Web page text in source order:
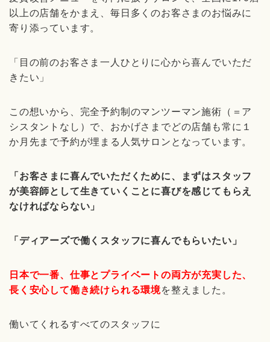
以上の店舗をかまえ、毎日多くのお客さまのお悩みに
寄り添っています。
「目の前のお客さま一人ひとりに心から喜んでいただ
きたい」
この想いから、完全予約制のマンツーマン施術（＝ア
シスタントなし）で、おかげさまでどの店舗も常に１
か月先まで予約が埋まる人気サロンとなっています。
「お客さまに喜んでいただくために、まずはスタッフ
が美容師として生きていくことに喜びを感じてもらえ
なければならない」
「ディアーズで働くスタッフに喜んでもらいたい」
日本で一番、仕事とプライベートの両方が充実した、
長く安心して働き続けられる環境を整えました。
働いてくれるすべてのスタッフに